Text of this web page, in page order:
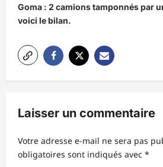
g
a
t
i
o
d
’
a
Goma : 2 camions tamponnés par
voici le bilan.
Laisser un commentaire
Votre adresse e-mail ne sera pas
obligatoires sont indiqués avec *